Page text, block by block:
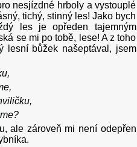
nesjízdné hrboly a vystouplé
tichý, stinný les! Jako bych
les je opředen tajemným
se mi po tobě, lese! A z toho
lesní bůžek našeptával, jsem
ale zároveň mi není odepřen